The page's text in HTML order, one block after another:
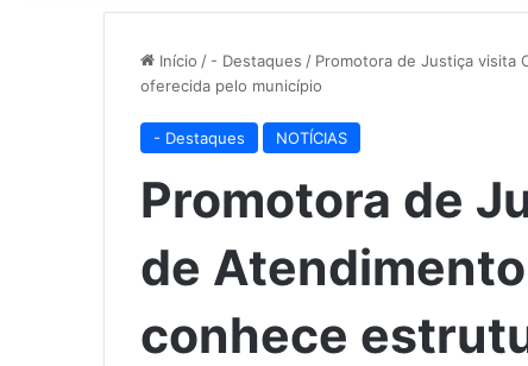
Início / - Destaques / Promotora de Justiça visita
oferecida pelo município
- Destaques NOTÍCIAS
Promotora de
de
conhece